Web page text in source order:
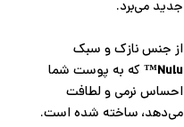
جدید می‌برد.
از جنس نازک و سبک
Nulu™
که به پوست شما
احساس نرمی و لطافت
می‌دهد، ساخته شده است.